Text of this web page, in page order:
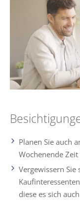
Planen Sie auch
Wochenende
Vergewissern Sie
diese es sich